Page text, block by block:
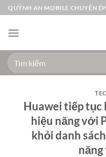
Bỏ
qua
nội
QUỲNH AN MOBILE CHUYÊN
Tìm
kiếm:
Huawei tiếp tục
hiệu năng với
khỏi danh